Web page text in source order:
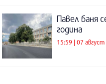
Павел баня
година
15:59 | 07